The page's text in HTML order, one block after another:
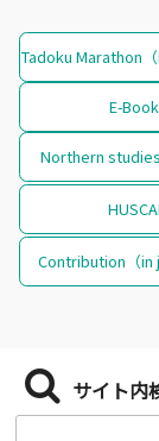
Tadoku Marathon（
E-
Northern
Contribution（in
サイト内